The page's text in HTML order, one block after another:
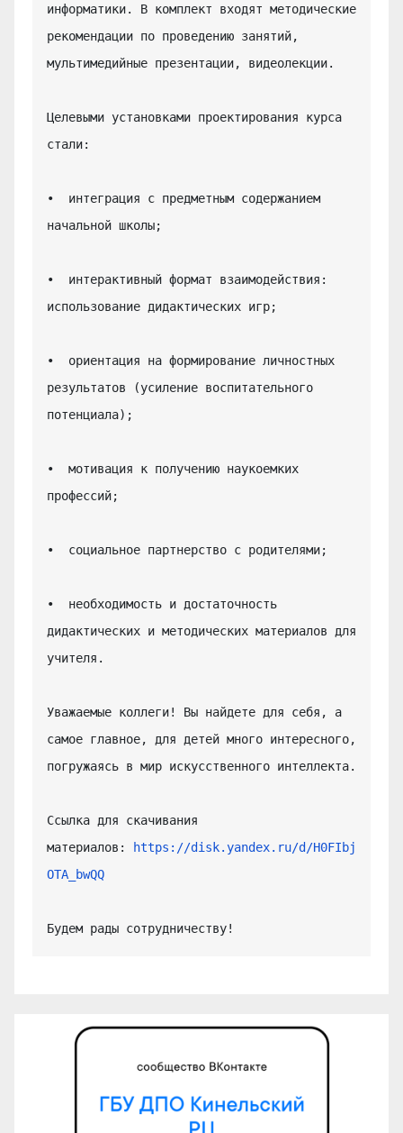
информатики. В комплект входят методические
рекомендации по проведению занятий,
мультимедийные презентации, видеолекции.
Целевыми установками проектирования курса
стали:
•  интеграция с предметным содержанием
начальной школы;
•  интерактивный формат взаимодействия:
использование дидактических игр;
•  ориентация на формирование личностных
результатов (усиление воспитательного
потенциала);
•  мотивация к получению наукоемких
профессий;
•  социальное партнерство с родителями;
•  необходимость и достаточность
дидактических и методических материалов для
учителя.
Уважаемые коллеги! Вы найдете для себя, а
самое главное, для детей много интересного,
погружаясь в мир искусственного интеллекта.
Ссылка для скачивания
материалов:
https://disk.yandex.ru/d/H0FIbj
OTA_bwQQ
Будем рады сотрудничеству!